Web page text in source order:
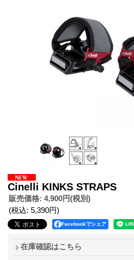
Cinelli KINKS STRAPS
販売価格: 4,900円(税別)
(税込: 5,390円)
Facebookでシェア
在庫確認はこちら